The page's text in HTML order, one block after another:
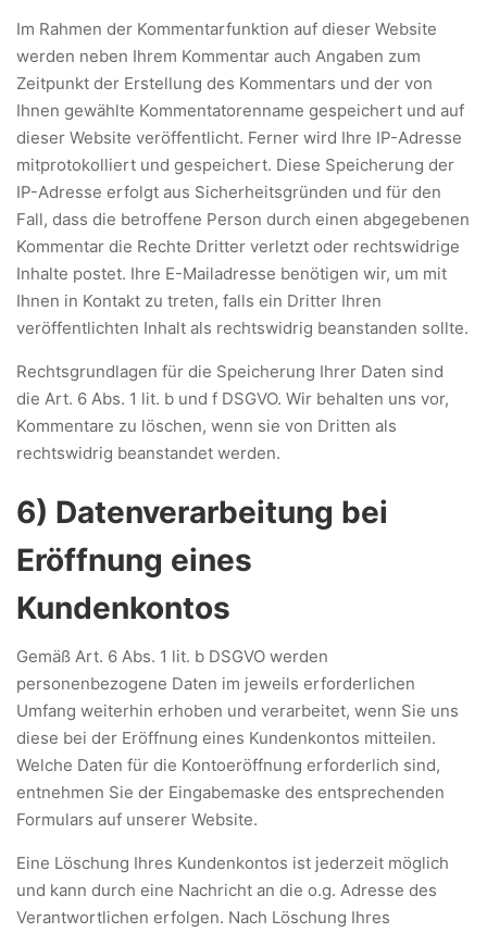
Im Rahmen der Kommentarfunktion auf dieser Website
werden neben Ihrem Kommentar auch Angaben zum
Zeitpunkt der Erstellung des Kommentars und der von
Ihnen gewählte Kommentatorenname gespeichert und auf
dieser Website veröffentlicht. Ferner wird Ihre IP-Adresse
mitprotokolliert und gespeichert. Diese Speicherung der
IP-Adresse erfolgt aus Sicherheitsgründen und für den
Fall, dass die betroffene Person durch einen abgegebenen
Kommentar die Rechte Dritter verletzt oder rechtswidrige
Inhalte postet. Ihre E-Mailadresse benötigen wir, um mit
Ihnen in Kontakt zu treten, falls ein Dritter Ihren
veröffentlichten Inhalt als rechtswidrig beanstanden sollte.
Rechtsgrundlagen für die Speicherung Ihrer Daten sind
die Art. 6 Abs. 1 lit. b und f DSGVO. Wir behalten uns vor,
Kommentare zu löschen, wenn sie von Dritten als
rechtswidrig beanstandet werden.
6) Datenverarbeitung bei
Eröffnung eines
Kundenkontos
Gemäß Art. 6 Abs. 1 lit. b DSGVO werden
personenbezogene Daten im jeweils erforderlichen
Umfang weiterhin erhoben und verarbeitet, wenn Sie uns
diese bei der Eröffnung eines Kundenkontos mitteilen.
Welche Daten für die Kontoeröffnung erforderlich sind,
entnehmen Sie der Eingabemaske des entsprechenden
Formulars auf unserer Website.
Eine Löschung Ihres Kundenkontos ist jederzeit möglich
und kann durch eine Nachricht an die o.g. Adresse des
Verantwortlichen erfolgen. Nach Löschung Ihres